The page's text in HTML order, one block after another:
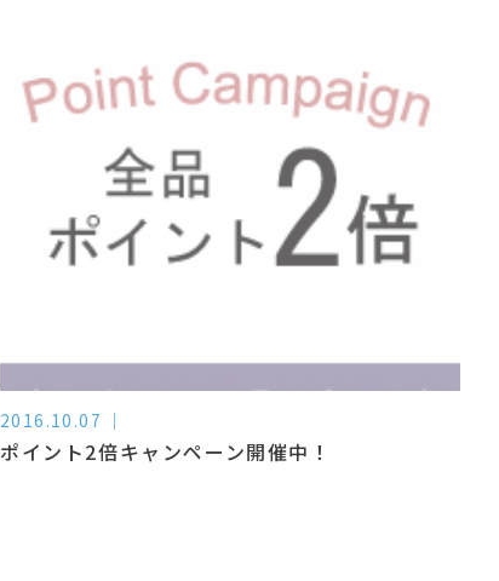
2016.10.07
ポイント2倍キャンペーン開催中！